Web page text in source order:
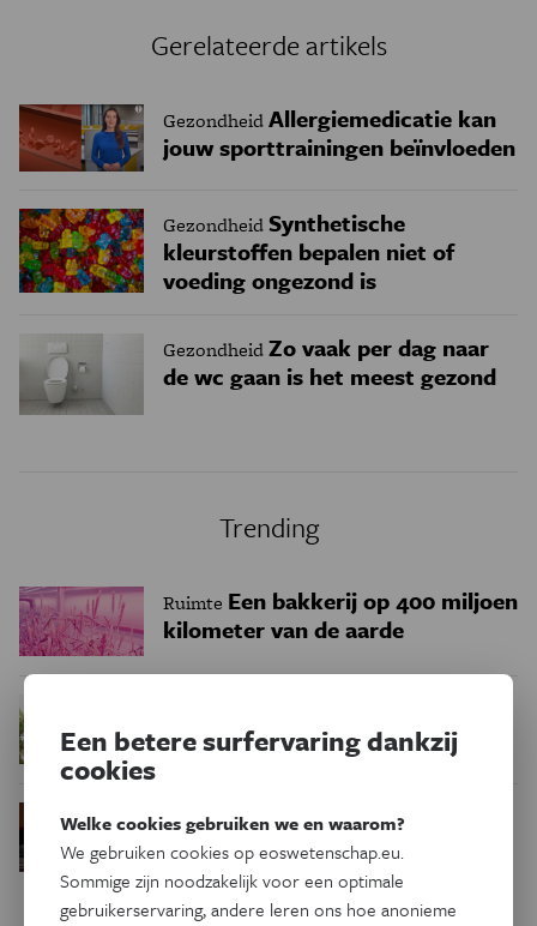
Gerelateerde artikels
GezondheidAllergiemedicatie kan
jouw sporttrainingen beïnvloeden
GezondheidSynthetische
kleurstoffen bepalen niet of
voeding ongezond is
GezondheidZo vaak per dag naar
de wc gaan is het meest gezond
Trending
Ruimte Een bakkerij op 400 miljoen
kilometer van de aarde
insecten in de winter?
Psyche & BreinWaarom we tinnitus
in de hersenen moeten zoeken
Een betere surfervaring dankzij
cookies
Welke cookies gebruiken we en waarom?
We gebruiken cookies op eoswetenschap.eu.
Sommige zijn noodzakelijk voor een optimale
gebruikerservaring, andere leren ons hoe anonieme